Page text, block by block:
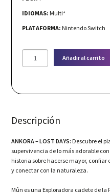
IDIOMAS: Multi*
PLATAFORMA: Nintendo Switch
Ankora
Collector's
cantidad
Añadir al carrito
Descripción
ANKORA – LOST DAYS: Descubre el
supervivencia de lo más adorable
historia sobre hacerse mayor, confiar
y conectar con la naturaleza.
Mûn es una Exploradora cadete de